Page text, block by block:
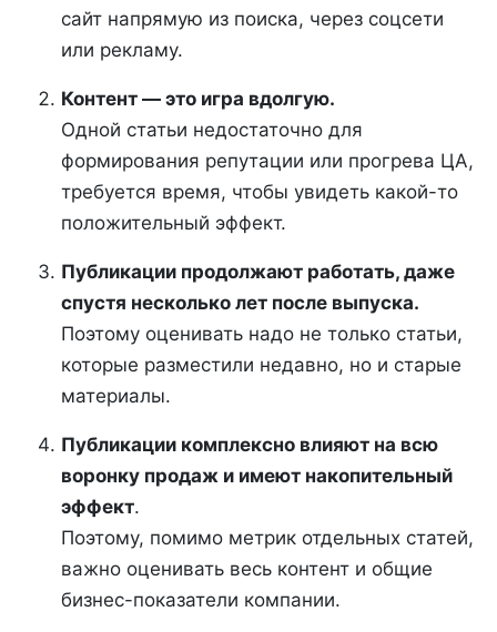
сайт напрямую из поиска, через соцсети
или рекламу.
Контент — это игра вдолгую.
Одной статьи недостаточно для
формирования репутации или прогрева ЦА,
требуется время, чтобы увидеть какой-то
положительный эффект.
Публикации продолжают работать, даже
спустя несколько лет после выпуска.
Поэтому оценивать надо не только статьи,
которые разместили недавно, но и старые
материалы.
Публикации комплексно влияют на всю
воронку продаж и имеют накопительный
эффект.
Поэтому, помимо метрик отдельных статей,
важно оценивать весь контент и общие
бизнес-показатели компании.